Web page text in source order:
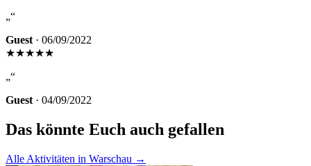
„“
Guest · 06/09/2022
★★★★★
„“
Guest · 04/09/2022
Das könnte Euch auch gefallen
Alle Aktivitäten in Warschau →